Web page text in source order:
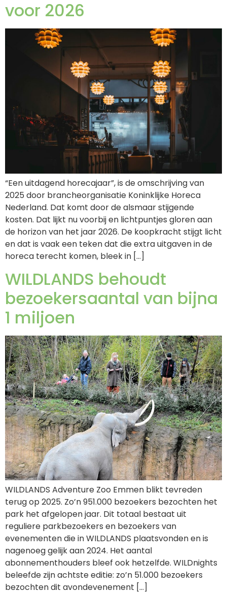
voor 2026
“Een uitdagend horecajaar”, is de omschrijving van
2025 door brancheorganisatie Koninklijke Horeca
Nederland. Dat komt door de alsmaar stijgende
kosten. Dat lijkt nu voorbij en lichtpuntjes gloren aan
de horizon van het jaar 2026. De koopkracht stijgt licht
en dat is vaak een teken dat die extra uitgaven in de
horeca terecht komen, bleek in […]
WILDLANDS behoudt
bezoekersaantal van bijna
1 miljoen
WILDLANDS Adventure Zoo Emmen blikt tevreden
terug op 2025. Zo’n 951.000 bezoekers bezochten het
park het afgelopen jaar. Dit totaal bestaat uit
reguliere parkbezoekers en bezoekers van
evenementen die in WILDLANDS plaatsvonden en is
nagenoeg gelijk aan 2024. Het aantal
abonnementhouders bleef ook hetzelfde. WILDnights
beleefde zijn achtste editie: zo’n 51.000 bezoekers
bezochten dit avondevenement […]